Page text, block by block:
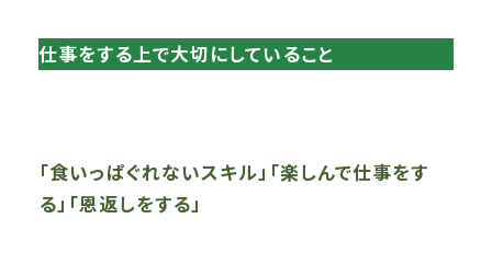
仕事をする上で大切にしていること
「食いっぱぐれないスキル」「楽しんで仕事をす
る」「恩返しをする」